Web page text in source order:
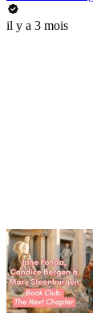
il y a 3 mois